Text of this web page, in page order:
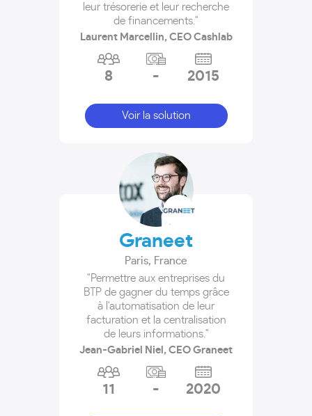
leur trésorerie et leur recherche
de financements."
Laurent Marcellin, CEO Cashlab
8 - 2015
Voir la solution
Graneet
Paris, France
"Permettre aux entreprises du
BTP de gagner du temps grâce
à l'automatisation de leur
facturation et la centralisation
de leurs informations."
Jean-Gabriel Niel, CEO Graneet
11 - 2020